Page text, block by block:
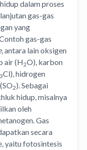
dalam proses
gas-gas
yang
gas-gas
, antara lain oksigen
air (H2O), karbon
3Cl), hidrogen
2). Sebagai
hidup, misalnya
oleh
Gas
secara
yaitu fotosintesis